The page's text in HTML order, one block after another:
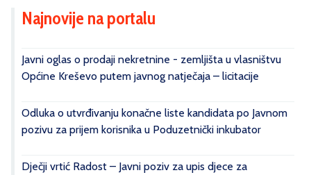
Najnovije na portalu
Javni oglas o prodaji nekretnine - zemljišta u vlasništvu
Općine Kreševo putem javnog natječaja – licitacije
Odluka o utvrđivanju konačne liste kandidata po Javnom
pozivu za prijem korisnika u Poduzetnički inkubator
Dječji vrtić Radost – Javni poziv za upis djece za